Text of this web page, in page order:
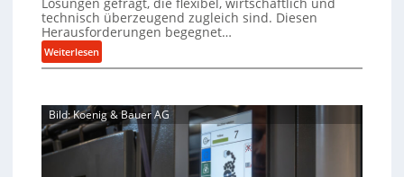
c
h
o
u
s
t
s
p
a
n
s
i
c
s
t
e
l
u
n
g
u
t
A
u
m
a
technisch überzeugend zugleich sind. Diesen
Herausforderungen begegnet…
Weiterlesen:
R
l
l
e
Bild: Koenig & Bauer AG